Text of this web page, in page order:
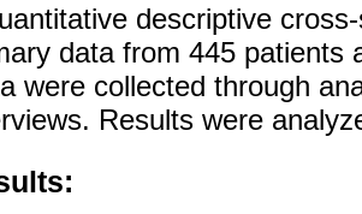
descriptive
data from 445 patients
were collected through
Results were